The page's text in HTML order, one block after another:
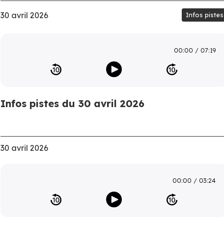
30 avril 2026 Infos pistes
00:00 07:19
Infos pistes du 30 avril 2026
30 avril 2026
00:00 03:24